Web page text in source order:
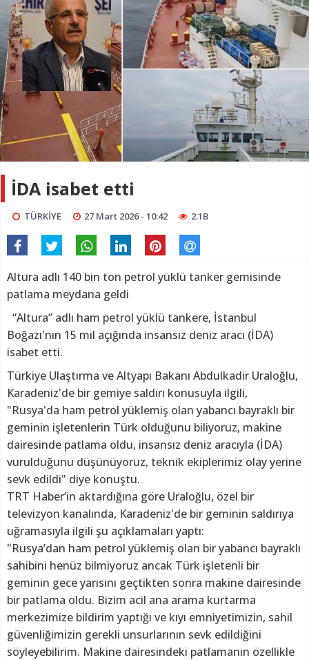
İDA isabet etti
TÜRKİYE 27 Mart 2026 - 10:42 2.1B
Altura adlı 140 bin ton petrol yüklü tanker gemisinde
patlama meydana geldi
“Altura” adlı ham petrol yüklü tankere, İstanbul
Boğazı'nın 15 mil açığında insansız deniz aracı (İDA)
isabet etti.
Türkiye Ulaştırma ve Altyapı Bakanı Abdulkadir Uraloğlu,
Karadeniz'de bir gemiye saldırı konusuyla ilgili,
"Rusya'da ham petrol yüklemiş olan yabancı bayraklı bir
geminin işletenlerin Türk olduğunu biliyoruz, makine
dairesinde patlama oldu, insansız deniz aracıyla (İDA)
vurulduğunu düşünüyoruz, teknik ekiplerimiz olay yerine
sevk edildi" diye konuştu.
TRT Haber’in aktardığına göre Uraloğlu, özel bir
televizyon kanalında, Karadeniz'de bir geminin saldırıya
uğramasıyla ilgili şu açıklamaları yaptı:
"Rusya’dan ham petrol yüklemiş olan bir yabancı bayraklı
sahibini henüz bilmiyoruz ancak Türk işletenli bir
geminin gece yarısını geçtikten sonra makine dairesinde
bir patlama oldu. Bizim acil ana arama kurtarma
merkezimize bildirim yaptığı ve kıyı emniyetimizin, sahil
güvenliğimizin gerekli unsurlarının sevk edildiğini
söyleyebilirim. Makine dairesindeki patlamanın özellikle